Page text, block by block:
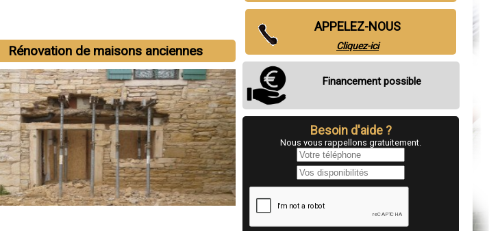
Rénovation de maisons anciennes
APPELEZ-NOUS
Cliquez-ici
Financement possible
Besoin d'aide ?
Nous vous rappellons gratuitement.